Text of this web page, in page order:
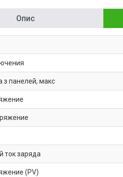
Опис
з панелей, макс
ток заряда
(PV)